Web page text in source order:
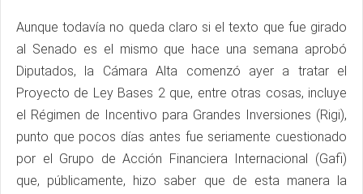
Aunque todavía no queda claro si el texto que fue girado
al Senado es el mismo que hace una semana aprobó
Diputados, la Cámara Alta comenzó ayer a tratar el
Proyecto de Ley Bases 2 que, entre otras cosas, incluye
el Régimen de Incentivo para Grandes Inversiones (Rigi),
punto que pocos días antes fue seriamente cuestionado
por el Grupo de Acción Financiera Internacional (Gafi)
que, públicamente, hizo saber que de esta manera la